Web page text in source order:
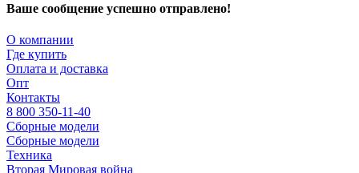
Ваше сообщение успешно отправлено!
О компании
Где купить
Оплата и доставка
Опт
Контакты
8 800 350-11-40
Сборные модели
Сборные модели
Техника
Вторая Мировая война